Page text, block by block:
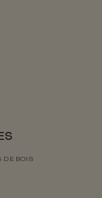
DE BOIS